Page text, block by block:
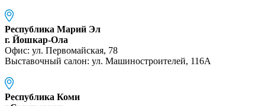
Республика Марий Эл
г. Йошкар-Ола
Офис: ул. Первомайская, 78
Выставочный салон: ул. Машиностроителей, 116A
Республика Коми